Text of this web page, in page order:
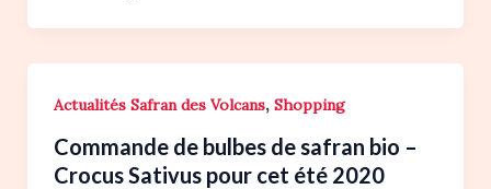
Actualités Safran des Volcans, Shopping
Commande de bulbes de safran bio –
Crocus Sativus pour cet été 2020